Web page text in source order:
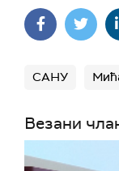
САНУ
Везани